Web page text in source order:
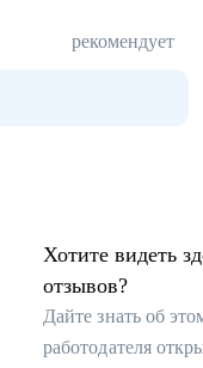
рекомендует
Хотите видеть
отзывов?
Дайте знать об
работодателя